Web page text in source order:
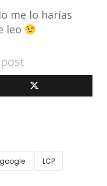
me lo harías
leo
google LCP